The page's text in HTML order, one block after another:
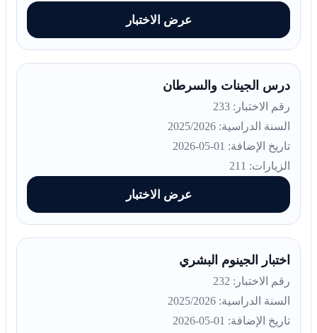
عرض الاختبار
درس الجينات والسرطان
رقم الاختبار: 233
السنة الدراسية: 2025/2026
تاريخ الإضافة: 01-05-2026
الزيارات: 211
عرض الاختبار
اختبار الجينوم البشري
رقم الاختبار: 232
السنة الدراسية: 2025/2026
تاريخ الإضافة: 01-05-2026